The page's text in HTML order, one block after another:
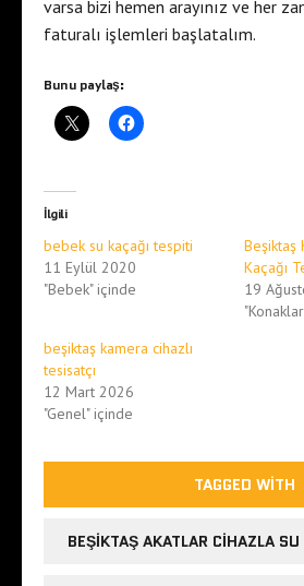
varsa bizi hemen arayınız ve her
faturalı işlemleri başlatalım.
Bunu paylaş:
İlgili
bebek su kaçağı tespiti
11 Eylül 2020
"Bebek" içinde
Beşiktaş
Kaçağı
19
beşiktaş kamera cihazlı
tesisatçı
12 Mart 2026
"Genel" içinde
TAGGED WITH
BEŞIKTAŞ AKATLAR CIHAZLA